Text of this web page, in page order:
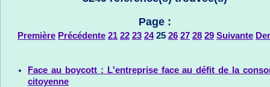
Page :
Première Précédente 21 22 23 24 25 26 27 28 29 Suivante
Face au boycott : L'entreprise face au défit de la
citoyenne